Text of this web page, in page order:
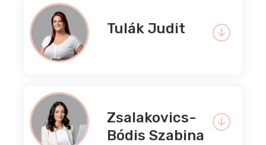
Tulák Judit
Zsalakovics-
Bódis Szabina